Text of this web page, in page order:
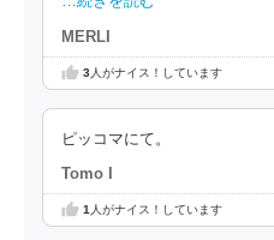
MERLI
3人がナイス！しています
ピッコマにて。
Tomo I
1 人がナイス！しています